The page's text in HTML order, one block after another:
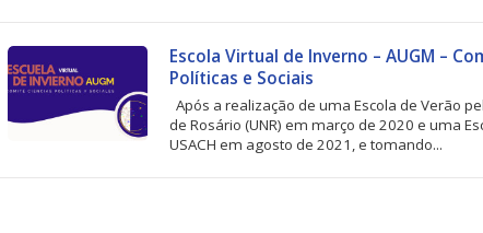
Escola Virtual de Inverno – AUGM –
Políticas e Sociais
Após a realização de uma Escola de Verão
de Rosário (UNR) em março de 2020 e uma
USACH em agosto de 2021, e tomando...